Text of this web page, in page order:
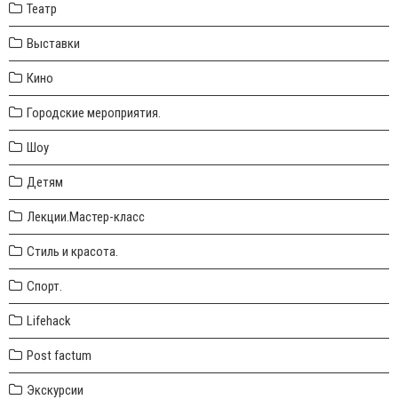
Театр
Выставки
Кино
Городские мероприятия.
Шоу
Детям
Лекции.Мастер-класс
Стиль и красота.
Спорт.
Lifehack
Post factum
Экскурсии